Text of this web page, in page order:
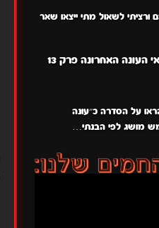
לשאול מתי ייצאו שאר
גולדן קמואי העונה האחרונה פרק 13
על הסדרה כ״עונה
מושג לפי הבנתי…